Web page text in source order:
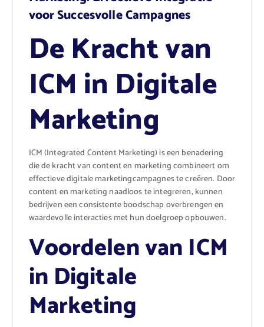
voor Succesvolle Campagnes
De Kracht van
ICM in Digitale
Marketing
ICM (Integrated Content Marketing) is een benadering
die de kracht van content en marketing combineert om
effectieve digitale marketingcampagnes te creëren. Door
content en marketing naadloos te integreren, kunnen
bedrijven een consistente boodschap overbrengen en
waardevolle interacties met hun doelgroep opbouwen.
Voordelen van ICM
in Digitale
Marketing